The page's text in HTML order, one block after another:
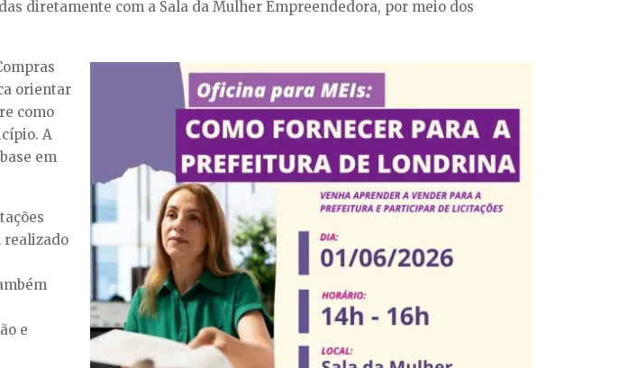
diretamente com a Sala da Mulher Empreendedora, por meio dos
orientar
como
A
em
realizado
e